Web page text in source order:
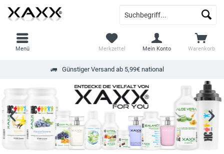
Günstiger Versand ab 5,99€ national
Warenkorb
Merkzettel Mein Konto
Menü